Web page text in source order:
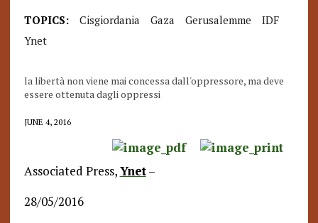
TOPICS: Cisgiordania Gaza Gerusalemme
IDF
Ynet
la libertà non viene mai concessa dall'oppressore, ma deve
essere ottenuta dagli oppressi
JUNE 4, 2016
Associated Press,Ynet–
28/05/2016